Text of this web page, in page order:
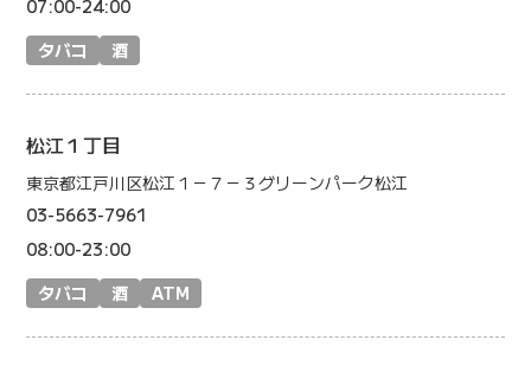
07:00-24:00
タバコ
酒
松江１丁目
東京都江戸川区松江１－７－３グリーンパーク松江
03-5663-7961
08:00-23:00
タバコ
酒 ATM